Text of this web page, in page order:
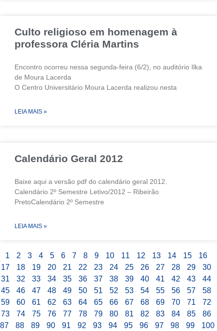
Culto religioso em homenagem à
professora Cléria Martins
Encontro ocorreu nessa segunda-feira (6/2), no auditório Ilka
de Moura Lacerda
O Centro Universitário Moura Lacerda realizou nesta
LEIA MAIS »
Calendário Geral 2012
Baixe aqui a versão pdf do calendário geral 2012.
Calendário 2º Semestre Letivo/2012 – Ribeirão
PretoCalendário 2º Semestre
LEIA MAIS »
1 2 3 4 5 6 7 8 9 10 11 12 13 14 15
16
17
18 19 20 21 22 23 24 25 26 27 28 29
30
31
32 33 34 35 36 37 38 39 40 41 42 43
44
45
46 47 48 49 50 51 52 53 54 55 56 57
58
59
60 61 62 63 64 65 66 67 68 69 70 71
72
73
74 75 76 77 78 79 80 81 82 83 84 85
86
87
88 89 90 91 92 93 94 95 96 97 98 99
100